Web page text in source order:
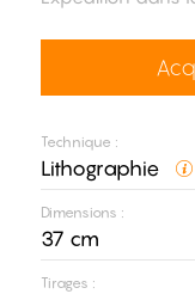
Technique :
Lithographie
Dimensions :
37 cm
Tirages :